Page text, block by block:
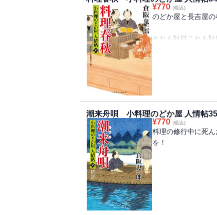
汰が下されていた
なる三方領地替え
越訴衆は庄内から
・野菜の焼き浸し
¥770 (税込)
のどか屋と長吉屋の
あれも駄目これも
これまではよかっ
まかりならぬと、百
下見で大川端へ……
けて噺家から屋台
＊秋刀魚のおろし
潮来舟唄 小料理のどか屋 人情帖35
¥770 (税込)
料理の修行中に死
を！